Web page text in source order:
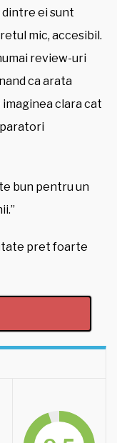
ei sunt
mic, accesibil.
review-uri
ca arata
clara cat
bun pentru un
pret foarte